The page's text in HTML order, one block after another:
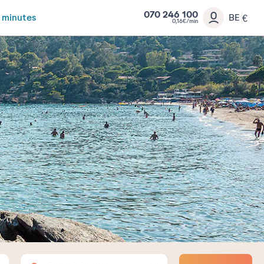
070 246 100
0,16€/min BE €